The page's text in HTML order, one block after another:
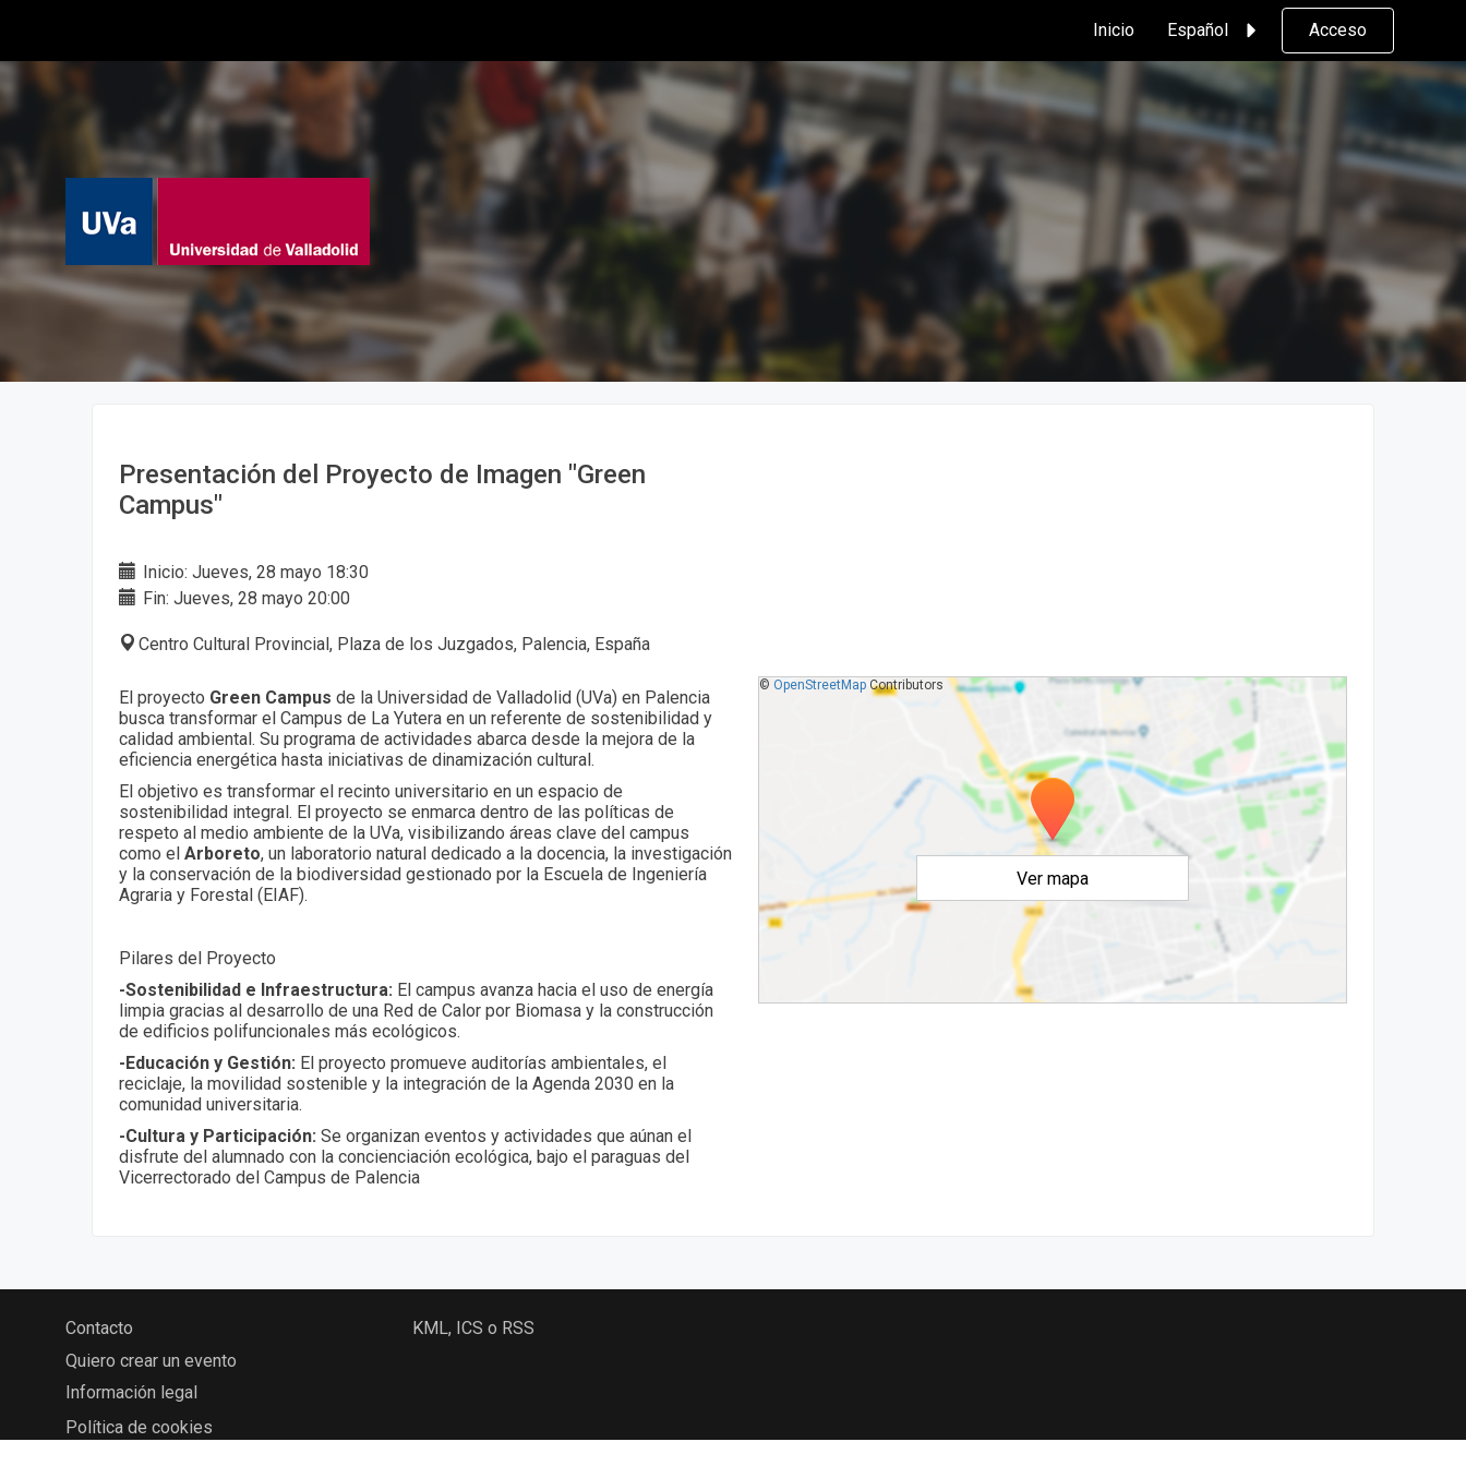
Inicio Español Acceso
Presentación del Proyecto de Imagen "Green
Campus"
Inicio: Jueves, 28 mayo 18:30
Fin: Jueves, 28 mayo 20:00
Centro Cultural Provincial, Plaza de los Juzgados, Palencia, España
El proyecto Green Campus de la Universidad de Valladolid (UVa) en Palencia
busca transformar el Campus de La Yutera en un referente de sostenibilidad y
calidad ambiental. Su programa de actividades abarca desde la mejora de la
eficiencia energética hasta iniciativas de dinamización cultural.
El objetivo es transformar el recinto universitario en un espacio de
sostenibilidad integral. El proyecto se enmarca dentro de las políticas de
respeto al medio ambiente de la UVa, visibilizando áreas clave del campus
como el Arboreto, un laboratorio natural dedicado a la docencia, la investigación
y la conservación de la biodiversidad gestionado por la Escuela de Ingeniería
Agraria y Forestal (EIAF).
Pilares del Proyecto
-Sostenibilidad e Infraestructura: El campus avanza hacia el uso de energía
limpia gracias al desarrollo de una Red de Calor por Biomasa y la construcción
de edificios polifuncionales más ecológicos.
-Educación y Gestión: El proyecto promueve auditorías ambientales, el
reciclaje, la movilidad sostenible y la integración de la Agenda 2030 en la
comunidad universitaria.
-Cultura y Participación: Se organizan eventos y actividades que aúnan el
disfrute del alumnado con la concienciación ecológica, bajo el paraguas del
Vicerrectorado del Campus de Palencia
Ver mapa
© OpenStreetMapContributors
Contacto
Quiero crear un evento
Información legal
Política de cookies
KML, ICS o RSS